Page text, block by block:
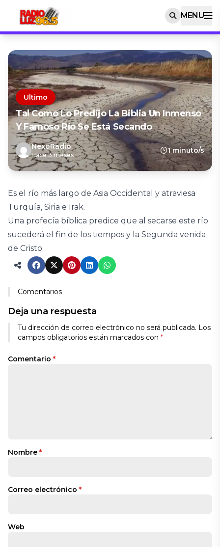
MENU
Ultimo
Tal Como Lo Predijo La Biblia Un Inmenso
Y Famoso Río Se Está Secando
NexoRadio
Hace 3 meses
1 minuto/s
Es el río más largo de Asia Occidental y atraviesa
Turquía, Siria e Irak.
Una profecía bíblica predice que al secarse este río
sucederá el fin de los tiempos y la Segunda venida
de Cristo.
Comentarios
Deja una respuesta
Tu dirección de correo electrónico no será publicada. Los
campos obligatorios están marcados con *
Comentario *
Nombre *
Correo electrónico *
Web